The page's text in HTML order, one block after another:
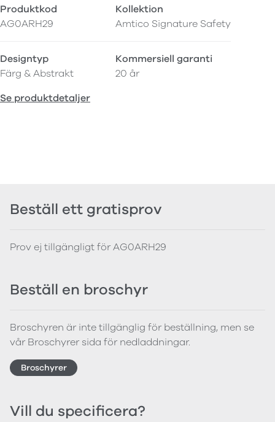
Produktkod
AG0ARH29
Kollektion
Amtico Signature Safety
Designtyp
Färg & Abstrakt
Kommersiell garanti
20 år
Se produktdetaljer
Beställ ett gratisprov
Prov ej tillgängligt för AG0ARH29
Beställ en broschyr
Broschyren är inte tillgänglig för beställning, men se
vår Broschyrer sida för nedladdningar.
Broschyrer
Vill du specificera?